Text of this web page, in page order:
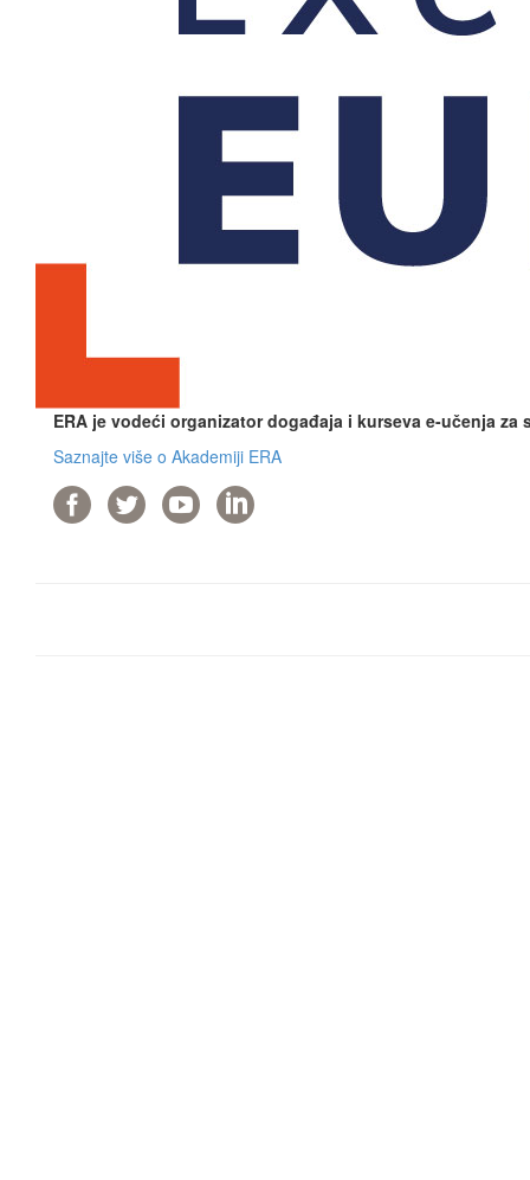
ERA je vodeći organizator događaja i kurseva e-učenja
Saznajte više o Akademiji ERA